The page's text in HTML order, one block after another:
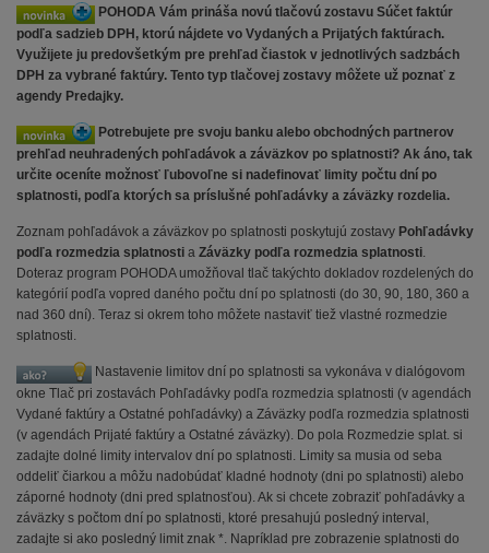
POHODA Vám prináša novú tlačovú zostavu Súčet faktúr
podľa sadzieb DPH, ktorú nájdete vo Vydaných a Prijatých faktúrach.
Využijete ju predovšetkým pre prehľad čiastok v jednotlivých sadzbách
DPH za vybrané faktúry. Tento typ tlačovej zostavy môžete už poznať z
agendy Predajky.
Potrebujete pre svoju banku alebo obchodných partnerov
prehľad neuhradených pohľadávok a záväzkov po splatnosti? Ak áno, tak
určite oceníte možnosť ľubovoľne si nadefinovať limity počtu dní po
splatnosti, podľa ktorých sa príslušné pohľadávky a záväzky rozdelia.
Zoznam pohľadávok a záväzkov po splatnosti poskytujú zostavy Pohľadávky
podľa rozmedzia splatnosti a Záväzky podľa rozmedzia splatnosti.
Doteraz program POHODA umožňoval tlač takýchto dokladov rozdelených do
kategórií podľa vopred daného počtu dní po splatnosti (do 30, 90, 180, 360 a
nad 360 dní). Teraz si okrem toho môžete nastaviť tiež vlastné rozmedzie
splatnosti.
Nastavenie limitov dní po splatnosti sa vykonáva v dialógovom
okne Tlač pri zostavách Pohľadávky podľa rozmedzia splatnosti (v agendách
Vydané faktúry a Ostatné pohľadávky) a Záväzky podľa rozmedzia splatnosti
(v agendách Prijaté faktúry a Ostatné záväzky). Do pola Rozmedzie splat. si
zadajte dolné limity intervalov dní po splatnosti. Limity sa musia od seba
oddeliť čiarkou a môžu nadobúdať kladné hodnoty (dni po splatnosti) alebo
záporné hodnoty (dni pred splatnosťou). Ak si chcete zobraziť pohľadávky a
záväzky s počtom dní po splatnosti, ktoré presahujú posledný interval,
zadajte si ako posledný limit znak *. Napríklad pre zobrazenie splatnosti do